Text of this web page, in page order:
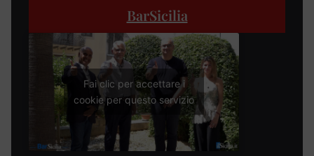
BarSicilia
Fai clic per accettare i
cookie per questo servizio